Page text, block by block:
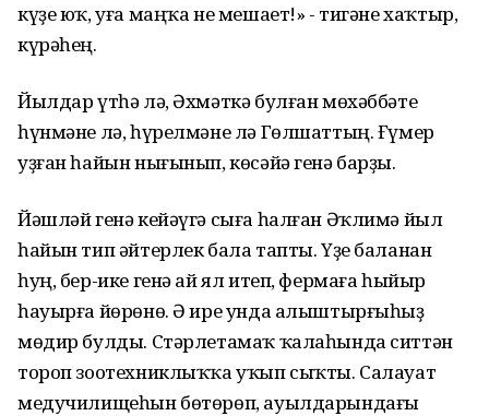
күҙе юҡ, уға маңҡа не мешает!» - тигәне хаҡтыр,
күрәһең.
Йылдар үтһә лә, Әхмәткә булған мөхәббәте
һүнмәне лә, һүрелмәне лә Гөлшаттың. Ғүмер
уҙған һайын нығынып, көсәйә генә барҙы.
Йәшләй генә кейәүгә сыға һалған Әҡлимә йыл
һайын тип әйтерлек бала тапты. Үҙе баланан
һуң, бер-ике генә ай ял итеп, фермаға һыйыр
һауырға йөрөнө. Ә ире унда алыштырғыһыҙ
мөдир булды. Стәрлетамаҡ ҡалаһында ситтән
тороп зоотехниклыҡҡа уҡып сыҡты. Салауат
медучилищеһын бөтөрөп, ауылдарындағы